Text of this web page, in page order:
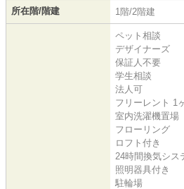
所在階/階建 1階/2階建
ペット相談
デザイナーズ
保証人不要
学生相談
法人可
フリーレント 1
室内洗濯機置場
フローリング
ロフト付き
24時間換気シス
照明器具付き
駐輪場